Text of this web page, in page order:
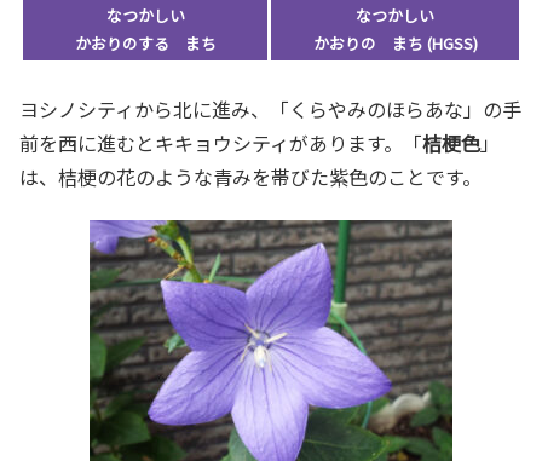
なつかしい
かおりのする まち
なつかしい
かおりの まち (HGSS)
ヨシノシティから北に進み、「くらやみのほらあな」の手
前を西に進むとキキョウシティがあります。「桔梗色」
は、桔梗の花のような青みを帯びた紫色のことです。